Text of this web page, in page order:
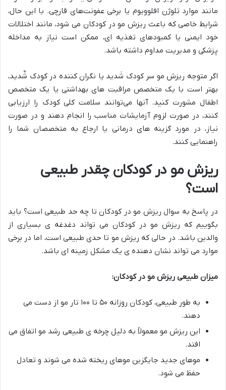
مانند موارد تلوژن افلوویوم یا برخی عفونت‌های قارچی. با این حال،
شرایط خاصی که باعث ریزش مو در کودکان می شود، مانند اختلالات
خود ایمنی یا کمبودهای تغذیه ای، ممکن است نیاز به مداخله
پزشکی و مدیریت مداوم داشته باشد.
اگر متوجه ریزش مو سر کودک شَدید یا نگران کننده در کودک شٌدید،
بهتر است با یک متخصص مراقبت های بهداشتی یا یک متخصص
اطفال مشورت کنید. آنها می‌توانند سلامت کلی کودک را ارزیابی
کنند، در صورت لزوم آزمایشات مناسب را انجام دهند و در صورت
نیاز، در مورد گزینه های درمانی یا ارجاع به متخصصان شما را
راهنمایی کنند.
ریزش مو در کودکان چقدر طبیعی
است؟
در پاسخ به سوال ریزش مو در کودکان تا چه حد طبیعی است؟ باید
بگوییم که ریزش مو در کودکان می تواند دغدغه ی بسیاری از
والدین باشد. در حالی که ریزش مو تا حدی طبیعی است، اما در برخی
موارد می تواند نشان دهنده ی یک مشکل زمینه ای باشد.
میزان طبیعی ریزش مو در کودکان:
به طور طبیعی، کودکان روزانه ۵۰ تا ۱۰۰ تار مو از دست می
دهند.
این ریزش مو معمولاً به دلیل چرخه ی طبیعی رشد مو اتفاق می
افتد.
موهای جدید جایگزین موهای ریخته شده می شوند و تعادل
حفظ می شود.